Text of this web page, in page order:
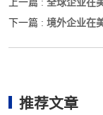
上一篇 :
下一篇 : 境外企业在
推荐文章